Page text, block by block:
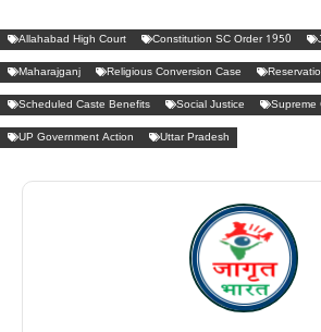
Allahabad High Court Constitution SC Order 1950
Maharajganj Religious Conversion Case
Scheduled Caste Benefits Social Justice Supreme
UP Government Action Uttar Pradesh